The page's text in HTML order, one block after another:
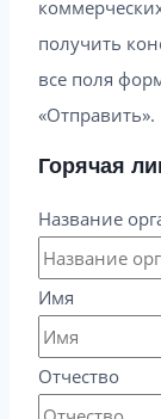
получить
все поля
«Отправить».
Горячая
Название
Имя
Отчество